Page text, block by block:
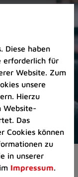
Diese haben
erforderlich für
Website. Zum
unsere
Hierzu
Website-
Das
Cookies können
zu
in unserer
Impressum.